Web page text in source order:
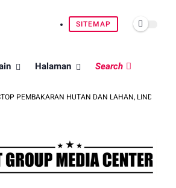
SITEMAP
Halaman Search
HUTAN DAN LAHAN, LINDUNGI ALAM UNTUK